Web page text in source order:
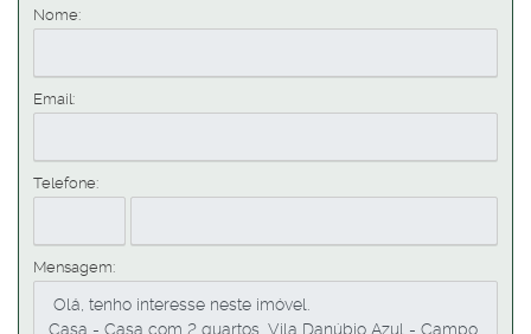
Nome:
Email:
Telefone:
Mensagem: